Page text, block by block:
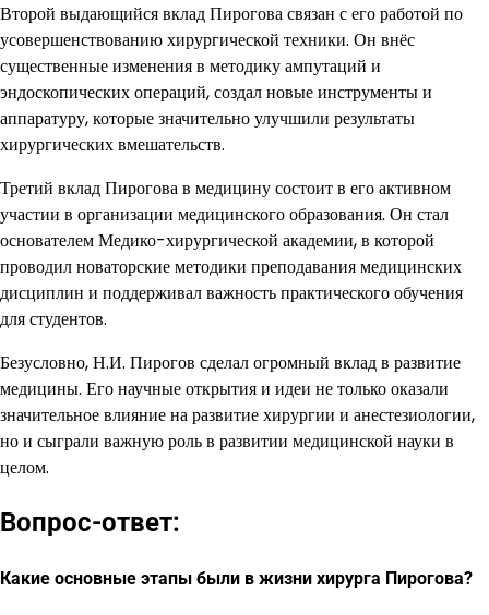
Второй выдающийся вклад Пирогова связан с его работой по
усовершенствованию хирургической техники. Он внёс
существенные изменения в методику ампутаций и
эндоскопических операций, создал новые инструменты и
аппаратуру, которые значительно улучшили результаты
хирургических вмешательств.
Третий вклад Пирогова в медицину состоит в его активном
участии в организации медицинского образования. Он стал
основателем Медико-хирургической академии, в которой
проводил новаторские методики преподавания медицинских
дисциплин и поддерживал важность практического обучения
для студентов.
Безусловно, Н.И. Пирогов сделал огромный вклад в развитие
медицины. Его научные открытия и идеи не только оказали
значительное влияние на развитие хирургии и анестезиологии,
но и сыграли важную роль в развитии медицинской науки в
целом.
Вопрос-ответ:
Какие основные этапы были в жизни хирурга Пирогова?